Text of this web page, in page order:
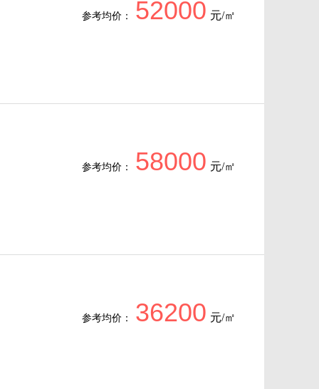
参考均价： 52000 元/㎡
参考均价： 58000 元/㎡
参考均价： 36200 元/㎡